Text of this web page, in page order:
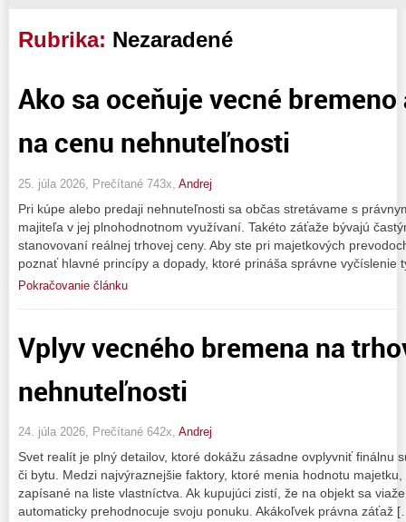
Rubrika: Nezaradené
Ako sa oceňuje vecné
na cenu nehnuteľnosti
25. júla 2026, Prečítané 743x, Andrej
Pri kúpe alebo predaji nehnuteľnosti sa občas stretávame s
majiteľa v jej plnohodnotnom využívaní. Takéto záťaže bývajú
stanovovaní reálnej trhovej ceny. Aby ste pri majetkových
poznať hlavné princípy a dopady, ktoré prináša správne vyčíslenie
Pokračovanie článku
Vplyv vecného bremena na
nehnuteľnosti
24. júla 2026, Prečítané 642x, Andrej
Svet realít je plný detailov, ktoré dokážu zásadne ovplyvniť finálnu
či bytu. Medzi najvýraznejšie faktory, ktoré menia hodnotu
zapísané na liste vlastníctva. Ak kupujúci zistí, že na objekt sa
automaticky prehodnocuje svoju ponuku. Akákoľvek právna záťaž